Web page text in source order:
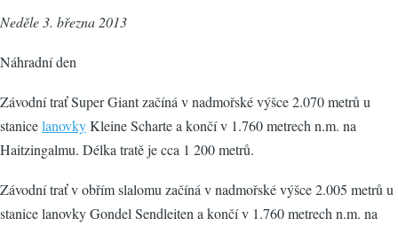
Neděle 3. března 2013
Náhradní den
Závodní trať Super Giant začíná v nadmořské výšce 2.070 metrů u
stanicelanovkyKleine Scharte a končí v 1.760 metrech n.m. na
Haitzingalmu. Délka tratě je cca 1 200 metrů.
Závodní trať v obřím slalomu začíná v nadmořské výšce 2.005 metrů u
stanice lanovky Gondel Sendleiten a končí v 1.760 metrech n.m. na